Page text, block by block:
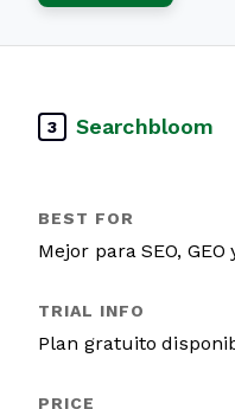
3 Searchbloom
Mejor para SEO,
Plan gratuito